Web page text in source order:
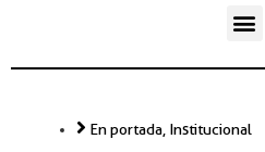
En portada Institucional